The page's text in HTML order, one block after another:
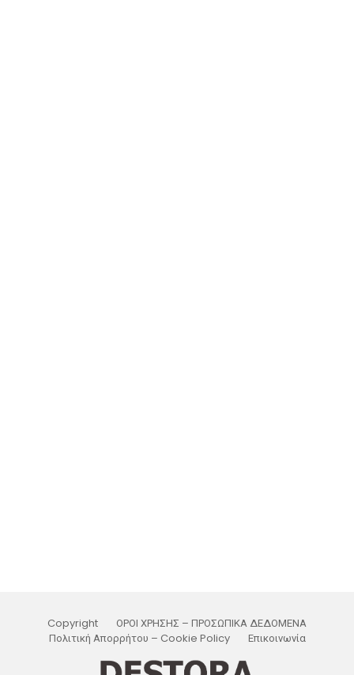
Copyright
ΟΡΟΙ ΧΡΗΣΗΣ – ΠΡΟΣΩΠΙΚΑ ΔΕΔΟΜΕΝΑ
Πολιτική Απορρήτου – Cookie Policy
Επικοινωνία